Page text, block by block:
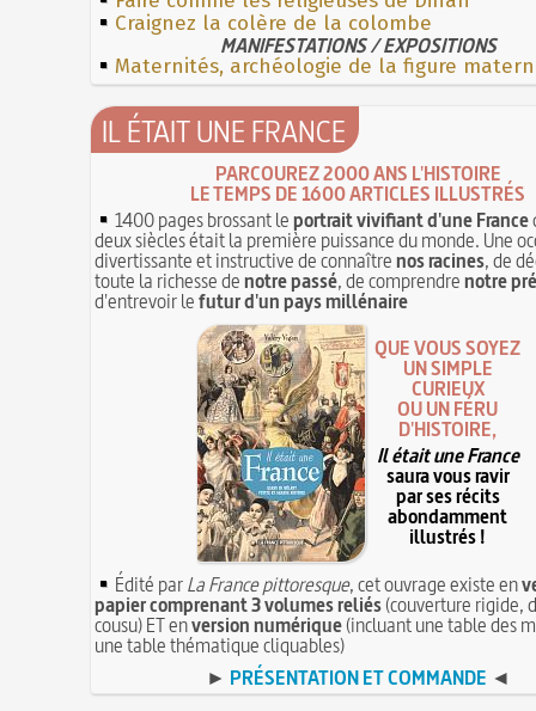
Craignez la colère de la colombe
MANIFESTATIONS / EXPOSITIONS
Maternités, archéologie de la figure
IL ÉTAIT UNE FRANCE
PARCOUREZ 2000 ANS L'HISTOIRE
LE TEMPS DE 1600 ARTICLES ILLUSTRÉS
1400 pages brossant leportrait vivifiant d'une France
deux siècles était la première puissance du monde. Une
divertissante et instructive de connaîtrenos racines, de
toute la richesse denotre passé, de comprendrenotre
d'entrevoir lefutur d'un pays millénaire
QUE VOUS SOYEZ
UN SIMPLE
CURIEUX
OU UN FÉRU
D'HISTOIRE,
Il était une France
saura vous ravir
par ses récits
abondamment
illustrés !
Édité parLa France pittoresque, cet ouvrage existe en
papier comprenant 3 volumes reliés(couverture rigide,
cousu) ET enversion numérique(incluant une table des
une table thématique cliquables)
► PRÉSENTATION ET COMMANDE ◄